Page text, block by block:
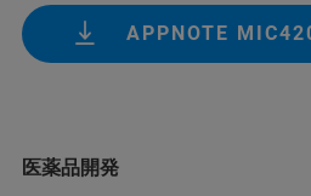
APPNOTE
医薬品開発